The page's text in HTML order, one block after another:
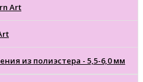
Art
из полиэстера - 5,5-6,0 мм